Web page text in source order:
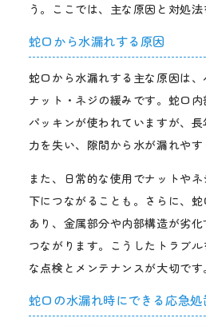
う。ここでは、主な原因と対処法
蛇口から水漏れする原因
蛇口から水漏れする主な原因は
ナット・ネジの緩みです。蛇口
パッキンが使われていますが、
力を失い、隙間から水が漏れやす
また、日常的な使用でナットや
下につながることも。さらに、
あり、金属部分や内部構造が劣
つながります。こうしたトラブ
な点検とメンテナンスが大切です。
蛇口の水漏れ時にできる応急